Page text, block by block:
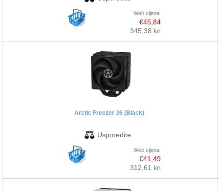
Web cijena:
€45,84
345,38 kn
Arctic Freezer 36 (Black)
Web cijena:
€41,49
312,61 kn